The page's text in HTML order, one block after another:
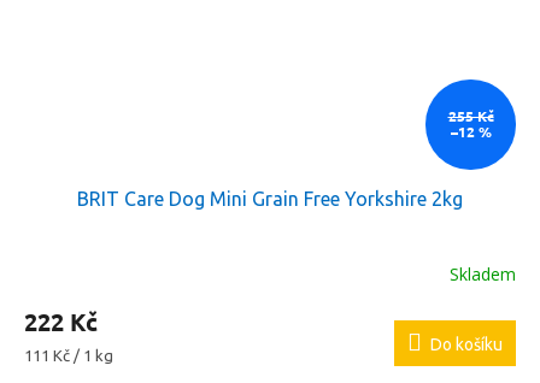
255 Kč
–12 %
BRIT Care Dog Mini Grain Free Yorkshire 2kg
Skladem
222 Kč
Měrná
111 Kč / 1 kg
Do košíku